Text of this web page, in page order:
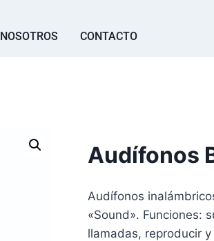
NOSOTROS CONTACTO
Audífonos
Audífonos
«Sound». Funciones:
llamadas, reproducir